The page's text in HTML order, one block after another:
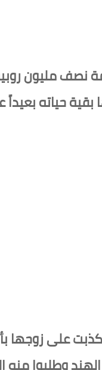
حياته بعيداً
إنها كذبت على